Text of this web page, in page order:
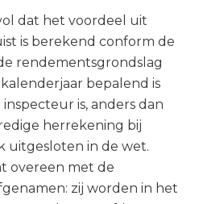
dat het voordeel uit
is berekend conform de
rendementsgrondslag
bepalend is
is, anders dan
herrekening bij
uitgesloten in de wet.
overeen met de
zij worden in het